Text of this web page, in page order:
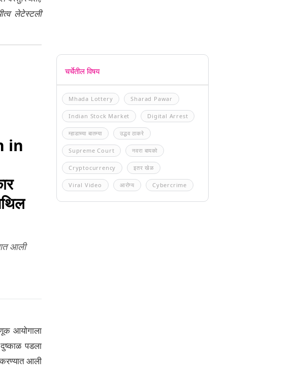
लेटेस्टली
in
आली
आयोगाला
पडला
आली
चर्चेतील विषय
Mhada Lottery Sharad Pawar
Indian Stock Market Digital Arrest
म्हाडाच्या बातम्या उद्धव ठाकरे
Supreme Court नवरा बायको
Cryptocurrency इतर खेळ
Viral Video आरोग्य Cybercrime